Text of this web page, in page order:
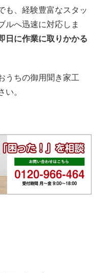
も、経験豊富なスタッ
ルへ迅速に対応しま
日に作業に取りかかる
うちの御用聞き家工
い。